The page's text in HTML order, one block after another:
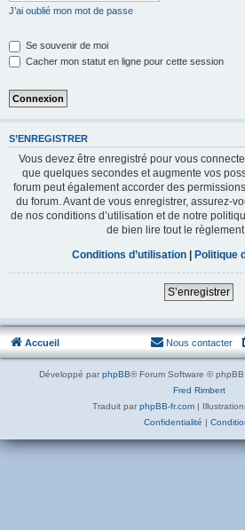
J’ai oublié mon mot de passe
Se souvenir de moi
Cacher mon statut en ligne pour cette session
S’ENREGISTRER
Vous devez être enregistré pour vous
que quelques secondes et augmente vos
forum peut également accorder des
du forum. Avant de vous enregistrer, assurez-
de nos conditions d’utilisation et de notre
de bien lire tout le
Conditions d’utilisation| Politique
S’enregistrer
Accueil Nous contacter
Développé par phpBB® Forum Software ©
Fred Rimbert
Traduit par phpBB-fr.com |
Confidentialité |